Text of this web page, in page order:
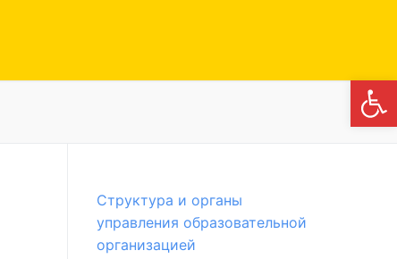
Структура и органы
управления образовательной
организацией